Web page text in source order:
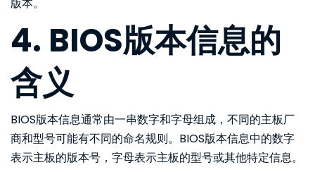
4. BIOS版本信息的
含义
BIOS版本信息通常由一串数字和字母组成，不同的主板厂
商和型号可能有不同的命名规则。BIOS版本信息中的数字
表示主板的版本号，字母表示主板的型号或其他特定信息。